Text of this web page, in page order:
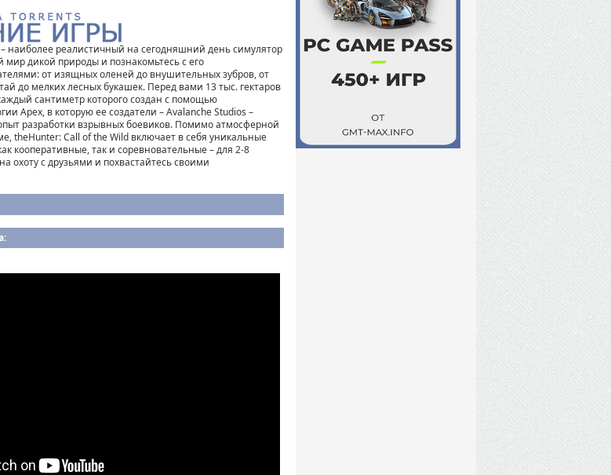
наиболее реалистичный на сегодняшний день симулятор
мир дикой природы и познакомьтесь с его
от изящных оленей до внушительных зубров, от
до мелких лесных букашек. Перед вами 13 тыс. гектаров
сантиметр которого создан с помощью
Apex, в которую ее создатели – Avalanche Studios –
разработки взрывных боевиков. Помимо атмосферной
theHunter: Call of the Wild включает в себя уникальные
кооперативные, так и соревновательные – для 2-8
охоту с друзьями и похвастайтесь своими